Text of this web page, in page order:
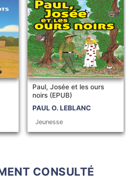
Paul, Josée et les ours
noirs (EPUB)
PAUL O. LEBLANC
Jeunesse
CONSULTÉ